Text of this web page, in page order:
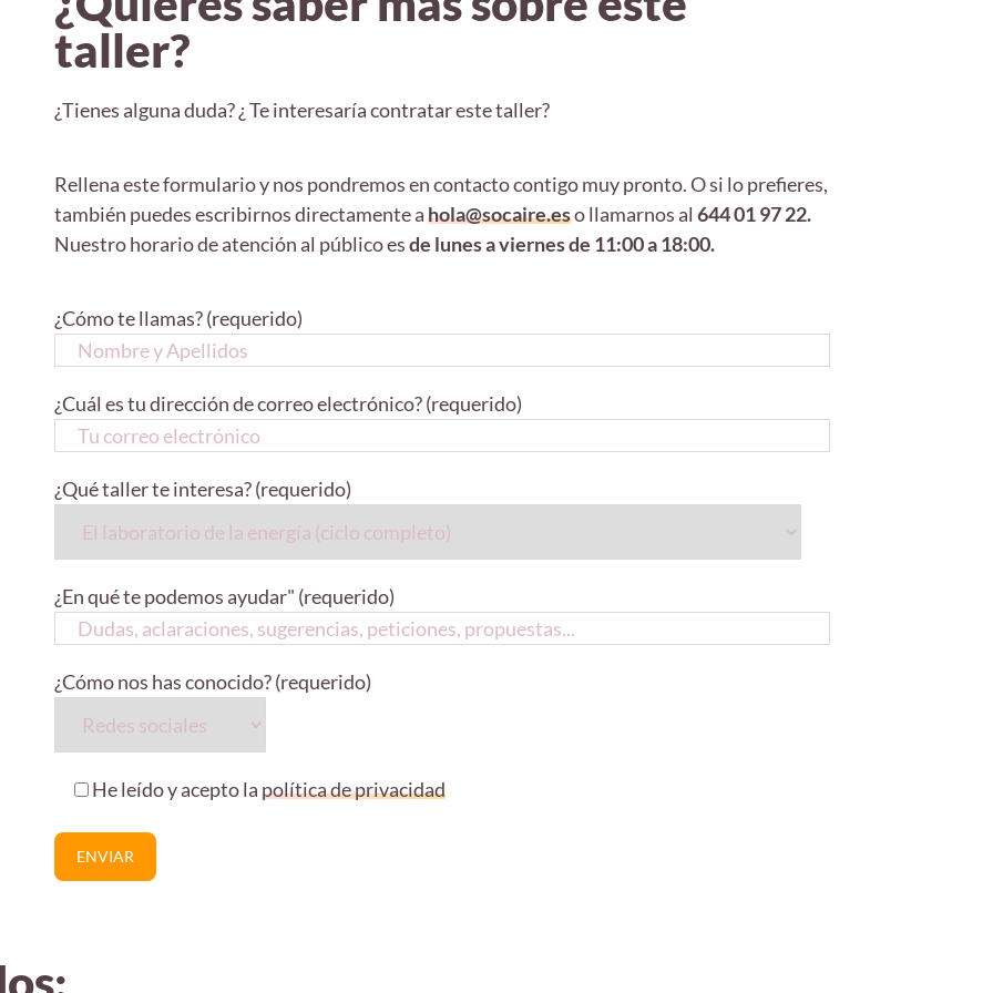
taller?
¿Tienes alguna duda? ¿ Te interesaría contratar este taller?
Rellena este formulario y nos pondremos en contacto contigo muy pronto. O si lo prefieres,
también puedes escribirnos directamente ahola@socaire.eso llamarnos al 644 01 97 22.
Nuestro horario de atención al público esde lunes a viernes de 11:00 a 18:00.
¿Cómo te llamas? (requerido)
¿Cuál es tu dirección de correo electrónico? (requerido)
¿Qué taller te interesa? (requerido)
¿En qué te podemos ayudar" (requerido)
¿Cómo nos has conocido? (requerido)
He leído y acepto lapolítica de privacidad